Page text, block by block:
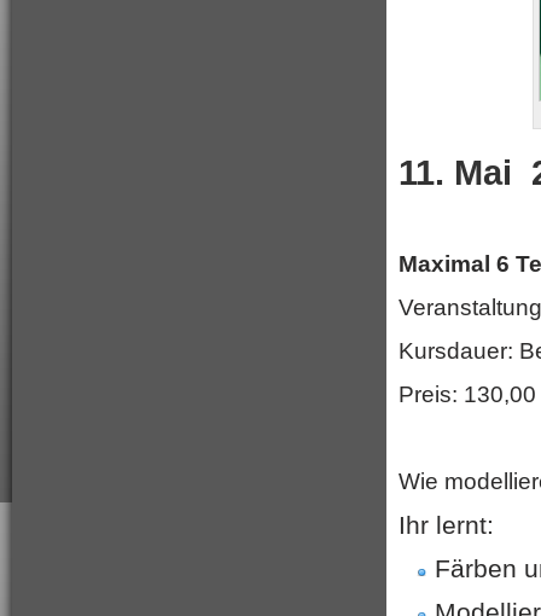
11. Mai
Maximal 6
Kursdauer:
Preis:
Wie
Ihr lernt:
Färben